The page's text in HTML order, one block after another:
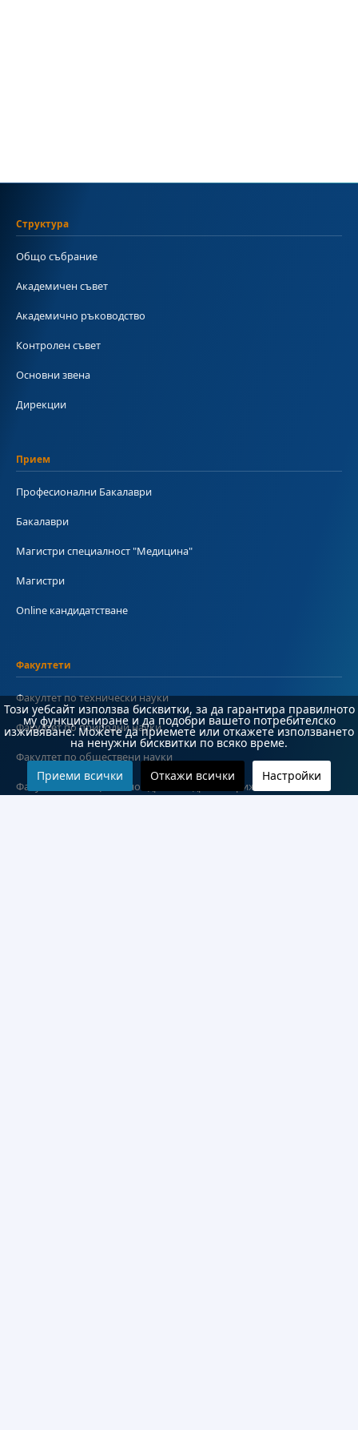
Структура
Общо събрание
Академичен съвет
Академично ръководство
Контролен съвет
Основни звена
Дирекции
Прием
Професионални Бакалаври
Бакалаври
Магистри специалност "Медицина"
Магистри
Online кандидатстване
Факултети
Факултет по технически науки
Факултет по природни науки
Факултет по обществени науки
Факултет по обществено здраве и здравни грижи
Този уебсайт използва бисквитки, за да гарантира правилното
му функциониране и да подобри вашето потребителско
изживяване. Можете да приемете или откажете използването
на ненужни бисквитки по всяко време.
Приеми всички Откажи всички Настройки